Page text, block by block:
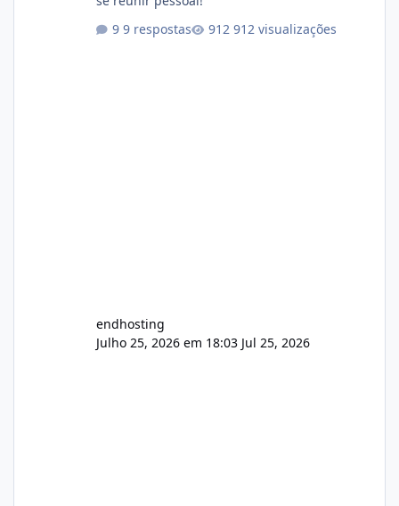
9 respostas
912 visualizações
endhosting
Julho 25, 2026 em 18:03 Jul 25, 2026